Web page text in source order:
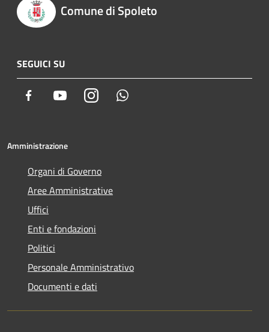
Comune di Spoleto
SEGUICI SU
Facebook YoutubeInstagram
Amministrazione
Organi di Governo
Aree Amministrative
Uffici
Enti e fondazioni
Politici
Personale Amministrativo
Documenti e dati